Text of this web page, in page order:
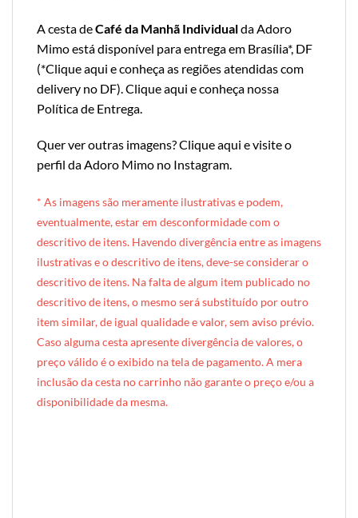
A cesta deCafé da Manhã Individualda Adoro
Mimo está disponível para entrega em Brasília*, DF
(*Clique aqui e conheça as regiões atendidas com
delivery no DF). Clique aqui e conheça nossa
Política de Entrega
Quer ver outras imagens?Clique aqui e visite o
perfil da Adoro Mimo no Instagram.
* As imagens são meramente ilustrativas e podem,
eventualmente, estar em desconformidade com o
descritivo de itens. Havendo divergência entre as imagens
ilustrativas e o descritivo de itens, deve-se considerar o
descritivo de itens. Na falta de algum item publicado no
descritivo de itens, o mesmo será substituído por outro
item similar, de igual qualidade e valor, sem aviso prévio.
Caso alguma cesta apresente divergência de valores, o
preço válido é o exibido na tela de pagamento. A mera
inclusão da cesta no carrinho não garante o preço e/ou a
disponibilidade da mesma.